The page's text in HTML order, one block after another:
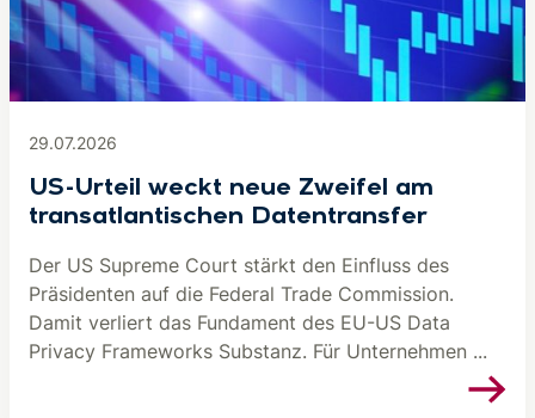
29.07.2026
US-Urteil weckt neue Zweifel am
transatlantischen Datentransfer
Der US Supreme Court stärkt den Einfluss des
Präsidenten auf die Federal Trade Commission.
Damit verliert das Fundament des EU-US Data
Privacy Frameworks Substanz. Für Unternehmen ...